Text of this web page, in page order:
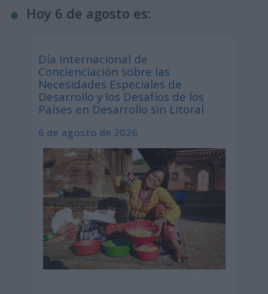
Hoy 6 de agosto es:
Día Internacional de
Concienciación sobre las
Necesidades Especiales de
Desarrollo y los Desafíos de los
Países en Desarrollo sin Litoral
6 de agosto de 2026